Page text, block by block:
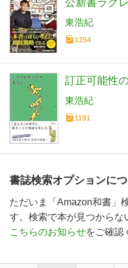
公新書ラク
東浩紀
1354
訂正可能性
東浩紀
1191
書誌検索オプションに
ただいま「Amazon和書」
す。検索で本が見つからな
こちらのお知らせをご確認